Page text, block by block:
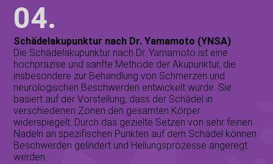
04.
Schädelakupunktur nach Dr. Yamamoto (YNSA)
Die Schädelakupunktur nach Dr. Yamamoto ist eine
hochpräzise und sanfte Methode der Akupunktur, die
insbesondere zur Behandlung von Schmerzen und
neurologischen Beschwerden entwickelt wurde. Sie
basiert auf der Vorstellung, dass der Schädel in
verschiedenen Zonen den gesamten Körper
widerspiegelt. Durch das gezielte Setzen von sehr feinen
Nadeln an spezifischen Punkten auf dem Schädel können
Beschwerden gelindert und Heilungsprozesse angeregt
werden.